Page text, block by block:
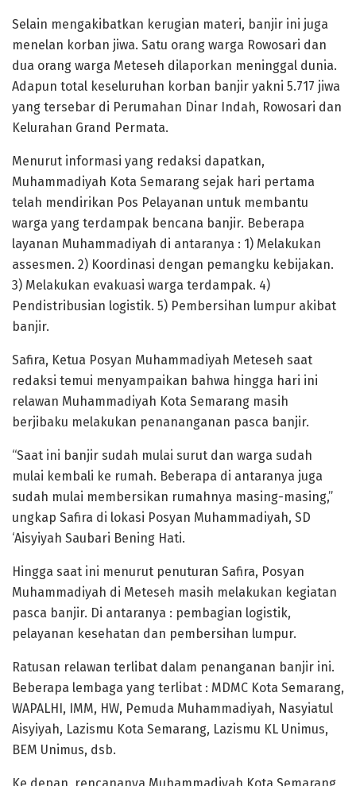
Selain mengakibatkan kerugian materi, banjir ini juga
menelan korban jiwa. Satu orang warga Rowosari dan
dua orang warga Meteseh dilaporkan meninggal dunia.
Adapun total keseluruhan korban banjir yakni 5.717 jiwa
yang tersebar di Perumahan Dinar Indah, Rowosari dan
Kelurahan Grand Permata.
Menurut informasi yang redaksi dapatkan,
Muhammadiyah Kota Semarang sejak hari pertama
telah mendirikan Pos Pelayanan untuk membantu
warga yang terdampak bencana banjir. Beberapa
layanan Muhammadiyah di antaranya : 1) Melakukan
assesmen. 2) Koordinasi dengan pemangku kebijakan.
3) Melakukan evakuasi warga terdampak. 4)
Pendistribusian logistik. 5) Pembersihan lumpur akibat
banjir.
Safira, Ketua Posyan Muhammadiyah Meteseh saat
redaksi temui menyampaikan bahwa hingga hari ini
relawan Muhammadiyah Kota Semarang masih
berjibaku melakukan penananganan pasca banjir.
“Saat ini banjir sudah mulai surut dan warga sudah
mulai kembali ke rumah. Beberapa di antaranya juga
sudah mulai membersikan rumahnya masing-masing,”
ungkap Safira di lokasi Posyan Muhammadiyah, SD
‘Aisyiyah Saubari Bening Hati.
Hingga saat ini menurut penuturan Safira, Posyan
Muhammadiyah di Meteseh masih melakukan kegiatan
pasca banjir. Di antaranya : pembagian logistik,
pelayanan kesehatan dan pembersihan lumpur.
Ratusan relawan terlibat dalam penanganan banjir ini.
Beberapa lembaga yang terlibat : MDMC Kota Semarang,
WAPALHI, IMM, HW, Pemuda Muhammadiyah, Nasyiatul
Aisyiyah, Lazismu Kota Semarang, Lazismu KL Unimus,
BEM Unimus, dsb.